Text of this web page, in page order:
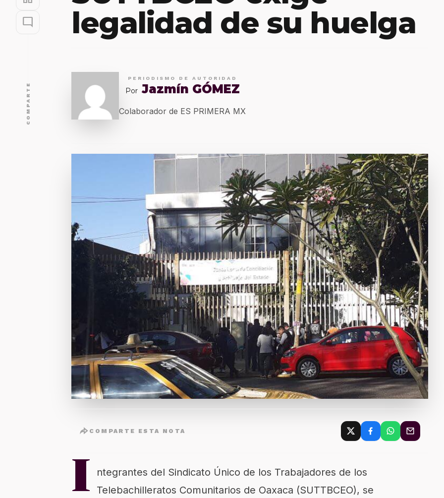
mode_comment
COMPARTE
legalidad de su huelga
PERIODISMO DE AUTORIDAD
Por Jazmín GÓMEZ
Colaborador de ES PRIMERA MX
COMPARTE ESTA NOTA
I
ntegrantes del Sindicato Único de los Trabajadores de los
Telebachilleratos Comunitarios de Oaxaca (SUTTBCEO), se